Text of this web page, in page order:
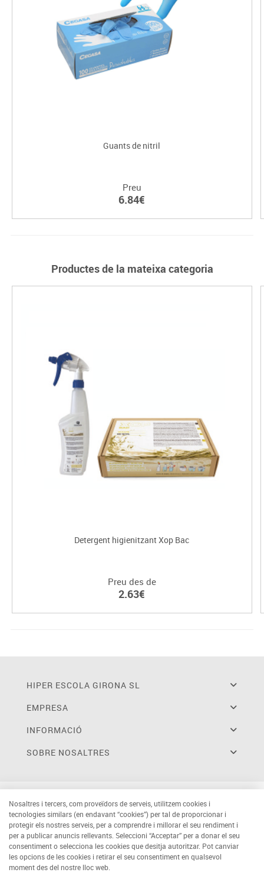
Guants de nitril
Preu
6.84€
Productes de la mateixa categoria
Detergent higienitzant Xop Bac
Preu des de
2.63€
HIPER ESCOLA GIRONA SL
EMPRESA
INFORMACIÓ
SOBRE NOSALTRES
Nosaltres i tercers, com proveïdors de serveis, utilitzem cookies i
tecnologies similars (en endavant “cookies”) per tal de proporcionar i
protegir els nostres serveis, per a comprendre i millorar el seu rendiment i
per a publicar anuncis rellevants. Seleccioni “Acceptar” per a donar el seu
consentiment o selecciona les cookies que desitja autoritzar. Pot canviar
les opcions de les cookies i retirar el seu consentiment en qualsevol
moment des del nostre lloc web.